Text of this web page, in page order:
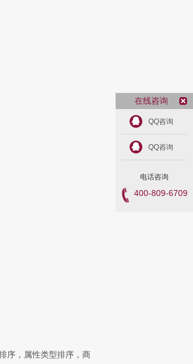
序，属性类型排序，商
在线咨询
QQ咨询
QQ咨询
电话咨询
400-809-6709